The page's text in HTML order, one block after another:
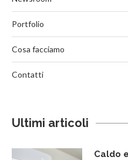
Portfolio
Cosa facciamo
Contatti
Ultimi articoli
Caldo